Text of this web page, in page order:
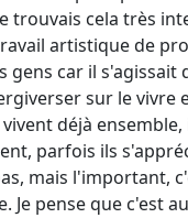
trouvais cela très
artistique de
gens car il s'agissait
sur le vivre
vivent déjà ensemble,
parfois ils
mais l'important,
Je pense que c'est